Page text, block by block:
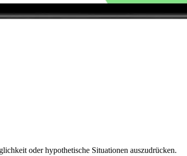
oder hypothetische Situationen auszudrücken.